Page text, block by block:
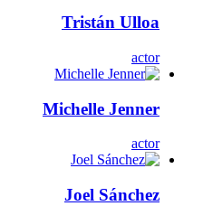
Tristán Ulloa
actor
Michelle Jenner
actor
Joel Sánchez